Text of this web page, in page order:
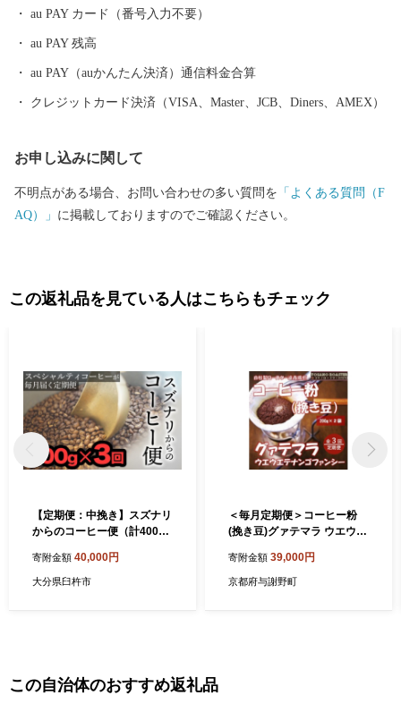
au PAY カード（番号入力不要）
au PAY 残高
au PAY（auかんたん決済）通信料金合算
クレジットカード決済（VISA、Master、JCB、Diners、AMEX）
お申し込みに関して
不明点がある場合、お問い合わせの多い質問を 「よくある質問（F
AQ）」 に掲載しておりますのでご確認ください。
この返礼品を見ている人はこちらもチェック
【定期便：中挽き】スズナリ
からのコーヒー便（計400
寄附金額 40,000円
大分県臼杵市
＜毎月定期便＞コーヒー粉
(挽き豆)グァテマラ ウエウエ
袋全3回【4084571】
寄附金額 39,000円
京都府与謝野町
この自治体のおすすめ返礼品